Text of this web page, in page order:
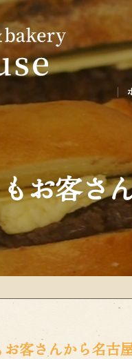
お客さ
お客さんから名古